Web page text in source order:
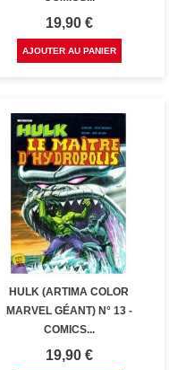
Prix
19,90 €
AJOUTER AU PANIER
HULK (ARTIMA COLOR
MARVEL GÉANT) N° 13 -
COMICS...
Prix
19,90 €